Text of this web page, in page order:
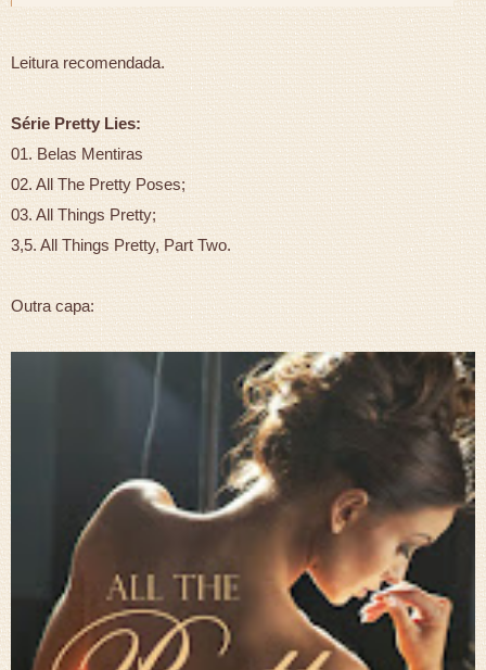
Leitura recomendada.
Série Pretty Lies:
01. Belas Mentiras
02. All The Pretty Poses;
03. All Things Pretty;
3,5. All Things Pretty, Part Two.
Outra capa: